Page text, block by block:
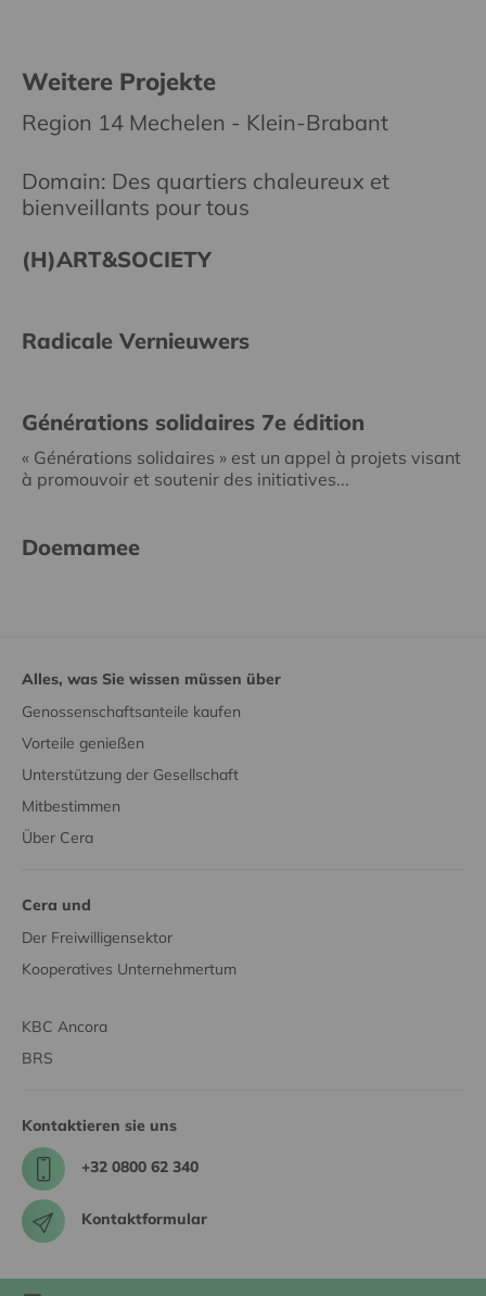
Weitere Projekte
Region 14 Mechelen - Klein-Brabant
Domain: Des quartiers chaleureux et
bienveillants pour tous
(H)ART&SOCIETY
Radicale Vernieuwers
Générations solidaires 7e édition
« Générations solidaires » est un appel à projets visant
à promouvoir et soutenir des initiatives...
Doemamee
Alles, was Sie wissen müssen über
Genossenschaftsanteile kaufen
Vorteile genießen
Unterstützung der Gesellschaft
Mitbestimmen
Über Cera
Cera und
Der Freiwilligensektor
Kooperatives Unternehmertum
KBC Ancora
BRS
Kontaktieren sie uns
+32 0800 62 340
Kontaktformular